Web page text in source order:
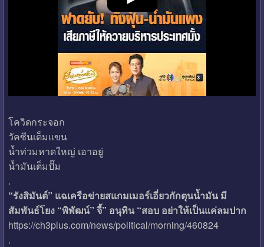
โควิดกระจอก
วัคซีนเต็มแขน
น้ำท่วมหาดใหญ่ เอาอยู่
น้ำมันเต็มปั๊ม
.
“รังสิมันต์” แฉเครือข่ายสแกมเมอร์เอี่ยวกักตุนน้ำมัน มี
สัมพันธ์โยง “พิพัฒน์” จี้” อนุทิน “สอบ อย่าให้เป็นแค่ลมปาก
https://ch3plus.com/news/political/morning/460824
.